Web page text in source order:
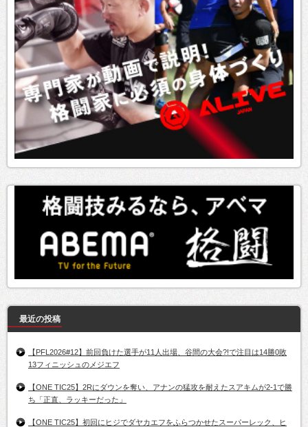
最近の投稿
【PFL2026#12】前回負けた選手が11人出場、谷間の大会?!で注目は14勝0敗
13フィニッシュのメジエフ
【ONE TIC25】2Rにダウンを奪い、アナンの猛攻を耐えたスアキムが2-1で勝
ち「正直、ラッキーだった」
【ONE TIC25】初回にヒジでダヤカエフをふらつかせたスーパーレック、ヒ